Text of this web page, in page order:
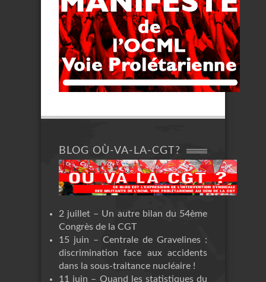
BLOG OÙ-VA-LA-CGT?
2 juillet – Un autre bilan du 54ème
Congrès de la CGT
15 juin – Centrale de Gravelines :
discrimination face aux accidents
dans la sous-traitance nucléaire !
11 juin – Quand les statistiques du